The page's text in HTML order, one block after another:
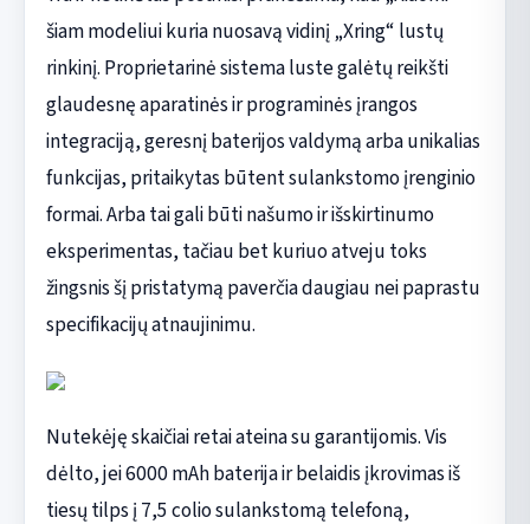
šiam modeliui kuria nuosavą vidinį „Xring“ lustų
rinkinį. Proprietarinė sistema luste galėtų reikšti
glaudesnę aparatinės ir programinės įrangos
integraciją, geresnį baterijos valdymą arba unikalias
funkcijas, pritaikytas būtent sulankstomo įrenginio
formai. Arba tai gali būti našumo ir išskirtinumo
eksperimentas, tačiau bet kuriuo atveju toks
žingsnis šį pristatymą paverčia daugiau nei paprastu
specifikacijų atnaujinimu.
Nutekėję skaičiai retai ateina su garantijomis. Vis
dėlto, jei 6000 mAh baterija ir belaidis įkrovimas iš
tiesų tilps į 7,5 colio sulankstomą telefoną,